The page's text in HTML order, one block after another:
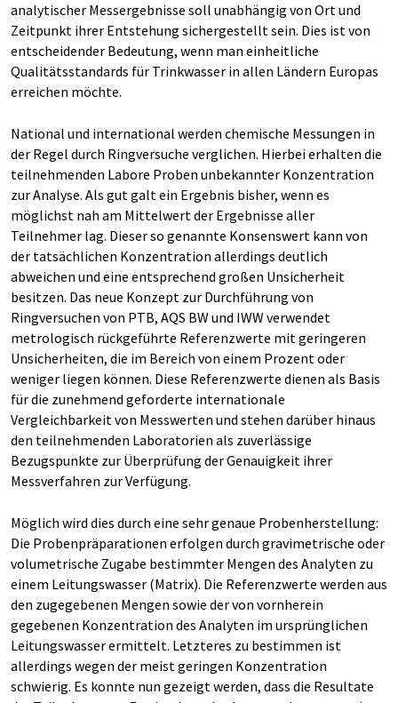
analytischer Messergebnisse soll unabhängig von Ort und
Zeitpunkt ihrer Entstehung sichergestellt sein. Dies ist von
entscheidender Bedeutung, wenn man einheitliche
Qualitätsstandards für Trinkwasser in allen Ländern Europas
erreichen möchte.
National und international werden chemische Messungen in
der Regel durch Ringversuche verglichen. Hierbei erhalten die
teilnehmenden Labore Proben unbekannter Konzentration
zur Analyse. Als gut galt ein Ergebnis bisher, wenn es
möglichst nah am Mittelwert der Ergebnisse aller
Teilnehmer lag. Dieser so genannte Konsenswert kann von
der tatsächlichen Konzentration allerdings deutlich
abweichen und eine entsprechend großen Unsicherheit
besitzen. Das neue Konzept zur Durchführung von
Ringversuchen von PTB, AQS BW und IWW verwendet
metrologisch rückgeführte Referenzwerte mit geringeren
Unsicherheiten, die im Bereich von einem Prozent oder
weniger liegen können. Diese Referenzwerte dienen als Basis
für die zunehmend geforderte internationale
Vergleichbarkeit von Messwerten und stehen darüber hinaus
den teilnehmenden Laboratorien als zuverlässige
Bezugspunkte zur Überprüfung der Genauigkeit ihrer
Messverfahren zur Verfügung.
Möglich wird dies durch eine sehr genaue Probenherstellung:
Die Probenpräparationen erfolgen durch gravimetrische oder
volumetrische Zugabe bestimmter Mengen des Analyten zu
einem Leitungswasser (Matrix). Die Referenzwerte werden aus
den zugegebenen Mengen sowie der von vornherein
gegebenen Konzentration des Analyten im ursprünglichen
Leitungswasser ermittelt. Letzteres zu bestimmen ist
allerdings wegen der meist geringen Konzentration
schwierig. Es konnte nun gezeigt werden, dass die Resultate